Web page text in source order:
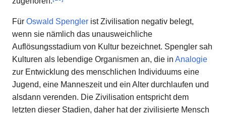
Für Oswald Spengler ist Zivilisation negativ belegt,
wenn sie nämlich das unausweichliche
Auflösungsstadium von Kultur bezeichnet. Spengler sah
Kulturen als lebendige Organismen an, die in Analogie
zur Entwicklung des menschlichen Individuums eine
Jugend, eine Manneszeit und ein Alter durchlaufen und
alsdann verenden. Die Zivilisation entspricht dem
letzten dieser Stadien, daher hat der zivilisierte Mensch